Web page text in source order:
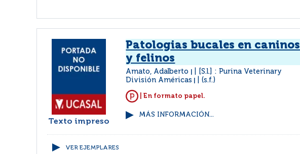
Texto impreso
Patologias bucales en caninos
y felinos
Amato, Adalberto
[S.l.] : Purina Veterinary
División Américas
(s.f.)
| En formato papel.
MÁS INFORMACIÓN...
VER EJEMPLARES